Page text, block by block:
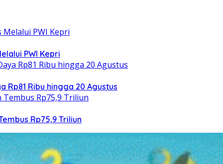
PWI Kepri
Rp81 Ribu hingga 20 Agustus
Rp75,9 Triliun